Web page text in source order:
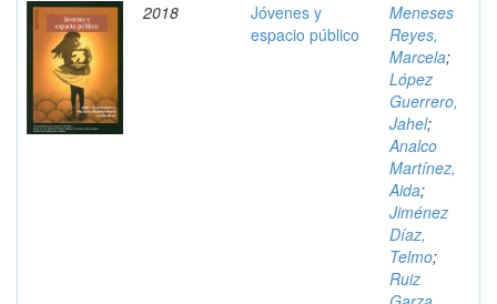
2018
Jóvenes y
espacio público
Meneses
Reyes,
Marcela;
López
Guerrero,
Jahel;
Analco
Martínez,
Aida;
Jiménez
Díaz,
Telmo;
Ruiz